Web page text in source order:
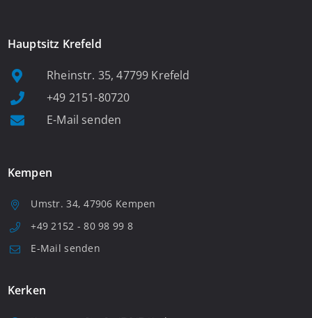
Hauptsitz Krefeld
Rheinstr. 35, 47799 Krefeld
+49 2151-80720
E-Mail senden
Kempen
Umstr. 34, 47906 Kempen
+49 2152 - 80 98 99 8
E-Mail senden
Kerken